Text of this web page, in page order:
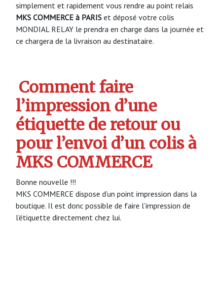
simplement et rapidement vous rendre au point relais
MKS COMMERCE à PARIS et déposé votre colis
MONDIAL RELAY le prendra en charge dans la journée et
ce chargera de la livraison au destinataire.
Comment faire
l’impression d’une
étiquette de retour ou
pour l’envoi d’un colis à
MKS COMMERCE
Bonne nouvelle !!!
MKS COMMERCE dispose d’un point impression dans la
boutique. Il est donc possible de faire l’impression de
l’étiquette directement chez lui.